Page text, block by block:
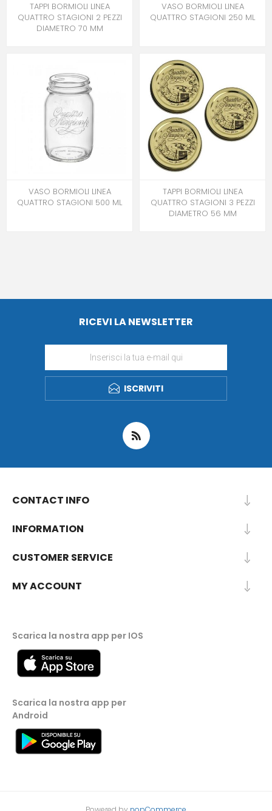
TAPPI BORMIOLI LINEA
QUATTRO STAGIONI 2 PEZZI
DIAMETRO 70 MM
VASO BORMIOLI LINEA
QUATTRO STAGIONI 250 ML
VASO BORMIOLI LINEA
QUATTRO STAGIONI 500 ML
TAPPI BORMIOLI LINEA
QUATTRO STAGIONI 3 PEZZI
DIAMETRO 56 MM
RICEVI LA NEWSLETTER
ISCRIVITI
CONTACT INFO
INFORMATION
CUSTOMER SERVICE
MY ACCOUNT
Scarica la nostra app per IOS
Scarica la nostra app per
Android